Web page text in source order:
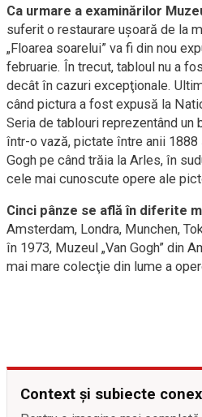
Ca urmare a examinărilor
suferit o restaurare uşoară de la
„Floarea soarelui” va fi din nou
februarie. În trecut, tabloul nu a
decât în cazuri excepţionale.
când pictura a fost expusă la
Seria de tablouri reprezentând un
într-o vază, pictate între anii
Gogh pe când trăia la Arles, în
cele mai cunoscute opere ale
Cinci pânze se află în diferite
Amsterdam, Londra, Munchen,
în 1973, Muzeul „Van Gogh” din
mai mare colecţie din lume a
Context și subiecte